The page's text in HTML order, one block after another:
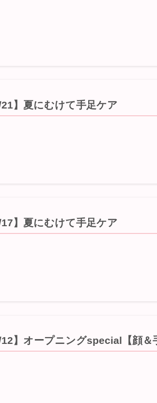
】夏にむけて手足ケア
】夏にむけて手足ケア
】オープニングspecial【顔＆